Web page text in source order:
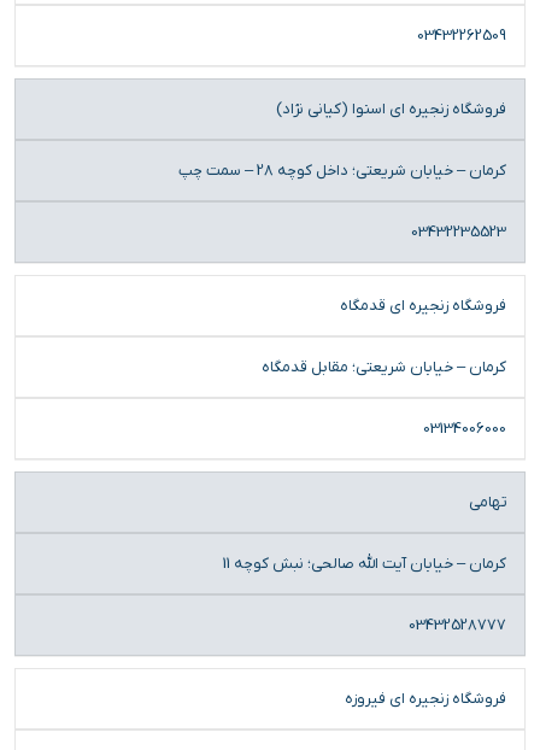
03432262509
فروشگاه زنجیره ای اسنوا (کیانی نژاد)
کرمان – خیابان شریعتی؛ داخل کوچه 28 – سمت چپ
03432235523
فروشگاه زنجیره ای قدمگاه
کرمان – خیابان شریعتی؛ مقابل قدمگاه
03134006000
تهامی
کرمان – خیابان آیت الله صالحی؛ نبش کوچه 11
03432528777
فروشگاه زنجیره ای فیروزه